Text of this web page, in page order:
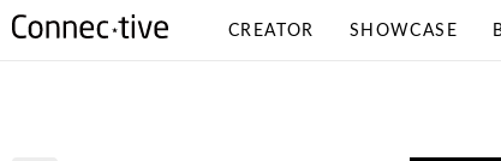
CREATOR SHOWCASE